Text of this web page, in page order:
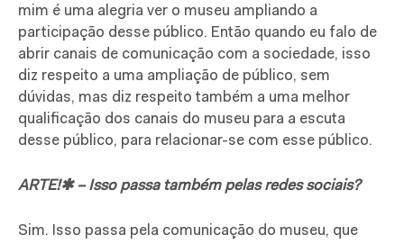
mim é uma alegria ver o museu ampliando a
participação desse público. Então quando eu falo de
abrir canais de comunicação com a sociedade, isso
diz respeito a uma ampliação de público, sem
dúvidas, mas diz respeito também a uma melhor
qualificação dos canais do museu para a escuta
desse público, para relacionar-se com esse público.
ARTE!✱ – Isso passa também pelas redes sociais?
Sim. Isso passa pela comunicação do museu, que